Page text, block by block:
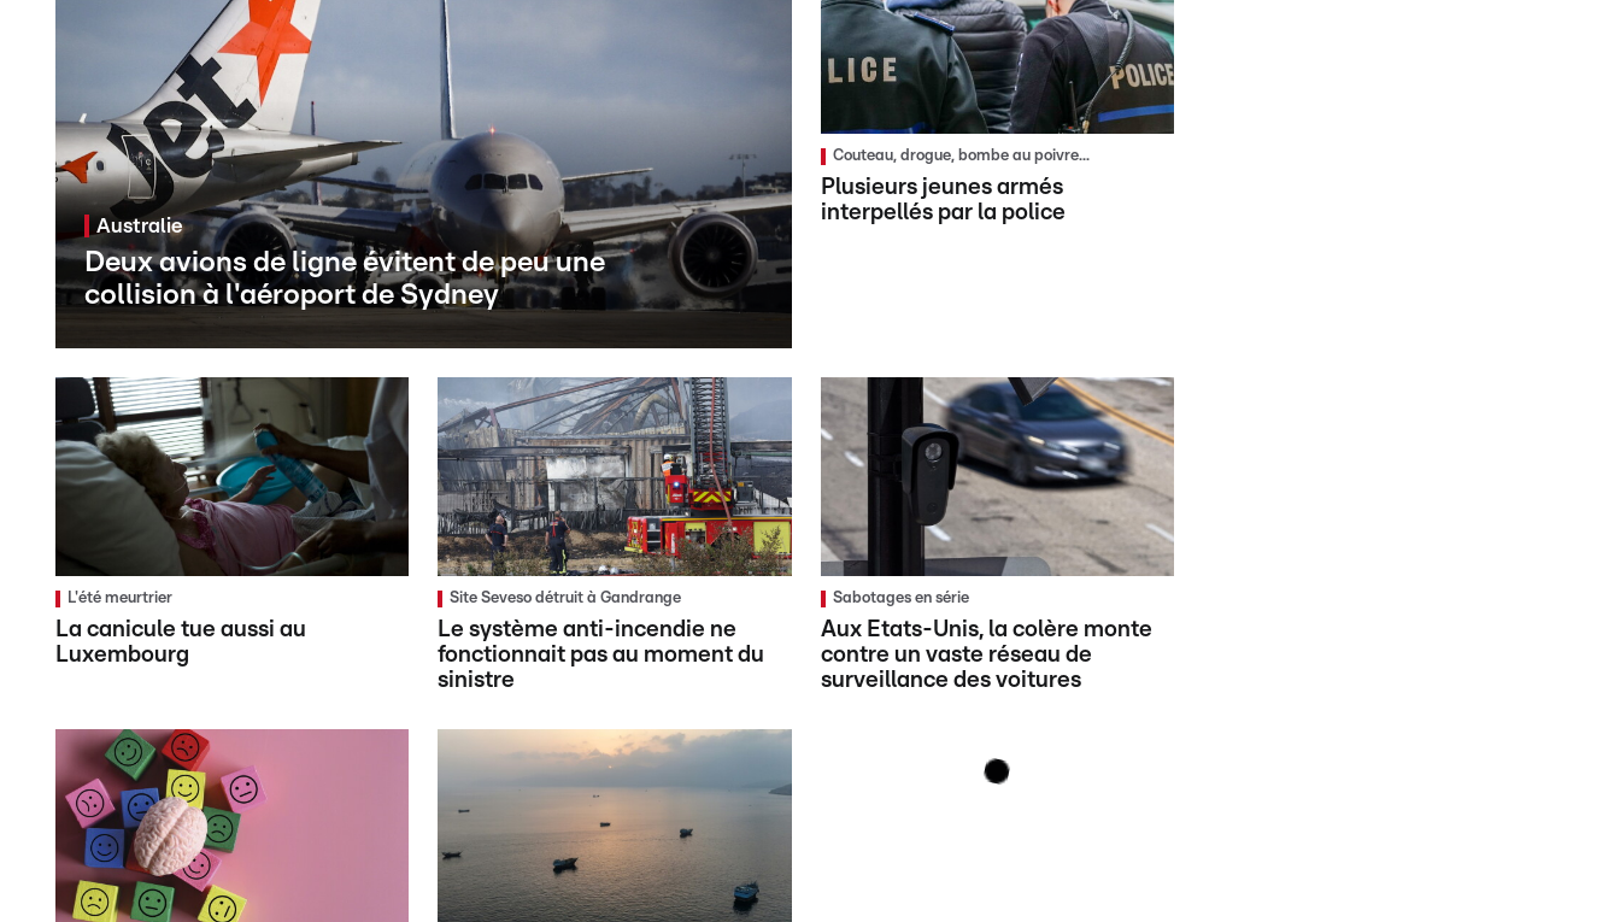
Australie
Deux avions de ligne évitent de peu une
collision à l'aéroport de Sydney
Couteau, drogue, bombe au poivre...
Plusieurs jeunes armés
interpellés par la police
L'été meurtrier
La canicule tue aussi au
Luxembourg
Site Seveso détruit à Gandrange
Le système anti-incendie ne
fonctionnait pas au moment du
sinistre
Sabotages en série
Aux Etats-Unis, la colère monte
contre un vaste réseau de
surveillance des voitures